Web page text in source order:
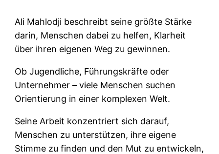
Ali Mahlodji beschreibt seine größte Stärke
darin, Menschen dabei zu helfen, Klarheit
über ihren eigenen Weg zu gewinnen.
Ob Jugendliche, Führungskräfte oder
Unternehmer – viele Menschen suchen
Orientierung in einer komplexen Welt.
Seine Arbeit konzentriert sich darauf,
Menschen zu unterstützen, ihre eigene
Stimme zu finden und den Mut zu entwickeln,